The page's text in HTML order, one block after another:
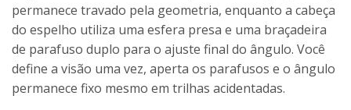
permanece travado pela geometria, enquanto a cabeça
do espelho utiliza uma esfera presa e uma braçadeira
de parafuso duplo para o ajuste final do ângulo. Você
define a visão uma vez, aperta os parafusos e o ângulo
permanece fixo mesmo em trilhas acidentadas.